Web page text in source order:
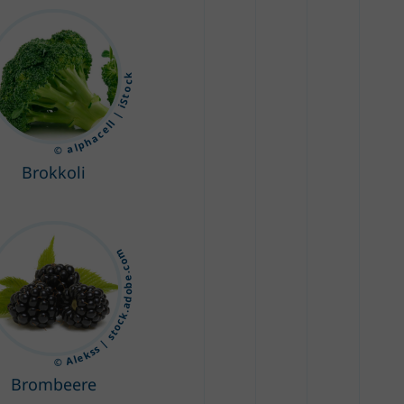
© alphacell | iStock
Brokkoli
© Alekss | stock.adobe.com
Brombeere